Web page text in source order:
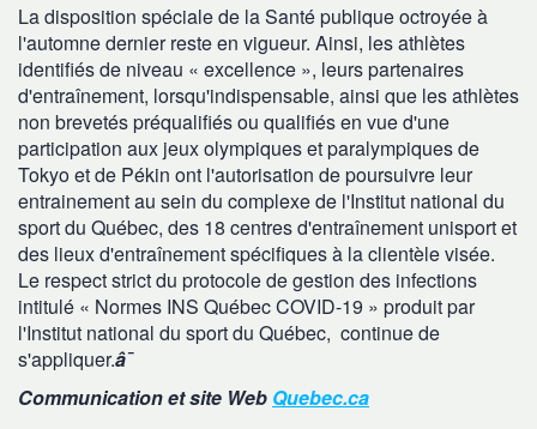
La disposition spéciale de la Santé publique octroyée à
l'automne dernier reste en vigueur. Ainsi, les athlètes
identifiés de niveau « excellence », leurs partenaires
d'entraînement, lorsqu'indispensable, ainsi que les athlètes
non brevetés préqualifiés ou qualifiés en vue d'une
participation aux jeux olympiques et paralympiques de
Tokyo et de Pékin ont l'autorisation de poursuivre leur
entrainement au sein du complexe de l'Institut national du
sport du Québec, des 18 centres d'entraînement unisport et
des lieux d'entraînement spécifiques à la clientèle visée.
Le respect strict du protocole de gestion des infections
intitulé « Normes INS Québec COVID-19 » produit par
l'Institut national du sport du Québec, continue de
s'appliquer.â¯
Communication et site Web Quebec.ca